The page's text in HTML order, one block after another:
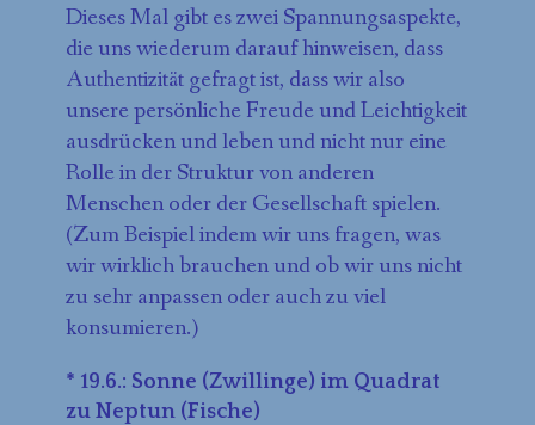
Dieses Mal gibt es zwei Spannungsaspekte,
die uns wiederum darauf hinweisen, dass
Authentizität gefragt ist, dass wir also
unsere persönliche Freude und Leichtigkeit
ausdrücken und leben und nicht nur eine
Rolle in der Struktur von anderen
Menschen oder der Gesellschaft spielen.
(Zum Beispiel indem wir uns fragen, was
wir wirklich brauchen und ob wir uns nicht
zu sehr anpassen oder auch zu viel
konsumieren.)
* 19.6.: Sonne (Zwillinge) im Quadrat
zu Neptun (Fische)